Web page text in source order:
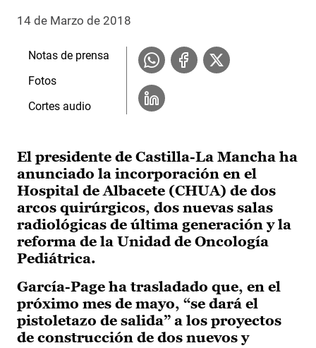
14 de Marzo de 2018
El presidente de Castilla-La Mancha ha
anunciado la incorporación en el
Hospital de Albacete (CHUA) de dos
arcos quirúrgicos, dos nuevas salas
radiológicas de última generación y la
reforma de la Unidad de Oncología
Pediátrica.
García-Page ha trasladado que, en el
próximo mes de mayo, “se dará el
pistoletazo de salida” a los proyectos
de construcción de dos nuevos y
Notas de prensa
Fotos
Cortes audio